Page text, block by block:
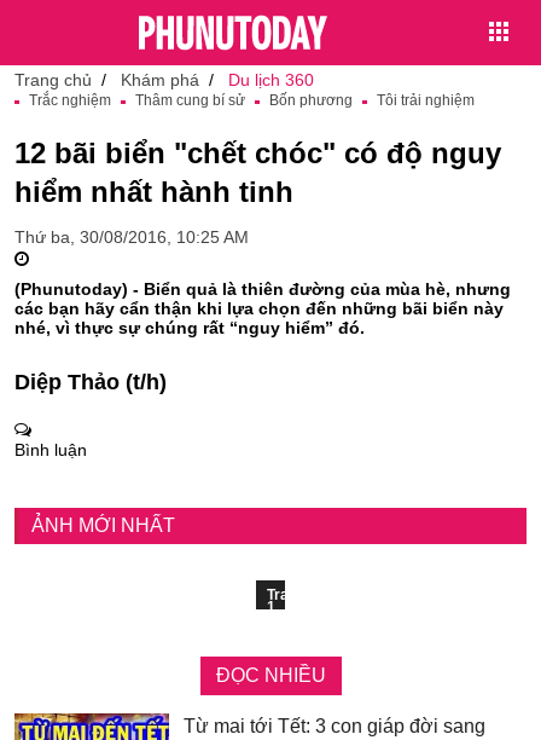
Trang chủ Khám phá Du lịch 360
Trắc nghiệm Thâm cung bí sử Bốn phương Tôi trải nghiệm
12 bãi biển "chết chóc" có độ nguy
hiểm nhất hành tinh
Thứ ba, 30/08/2016, 10:25 AM
(Phunutoday) - Biển quả là thiên đường của mùa hè, nhưng
các bạn hãy cẩn thận khi lựa chọn đến những bãi biển này
nhé, vì thực sự chúng rất “nguy hiểm” đó.
Diệp Thảo (t/h)
Bình luận
ẢNH MỚI NHẤT
Trang
1
ĐỌC NHIỀU
Từ mai tới Tết: 3 con giáp đời sang